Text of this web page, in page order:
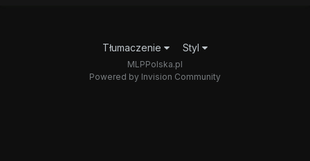
Tłumaczenie Styl
MLPPolska.pl
Powered by Invision Community